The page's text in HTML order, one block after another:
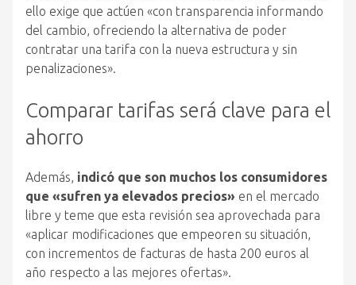
ello exige que actúen «con transparencia informando
del cambio, ofreciendo la alternativa de poder
contratar una tarifa con la nueva estructura y sin
penalizaciones».
Comparar tarifas será clave para el
ahorro
Además, indicó que son muchos los consumidores
que «sufren ya elevados precios» en el mercado
libre y teme que esta revisión sea aprovechada para
«aplicar modificaciones que empeoren su situación,
con incrementos de facturas de hasta 200 euros al
año respecto a las mejores ofertas».